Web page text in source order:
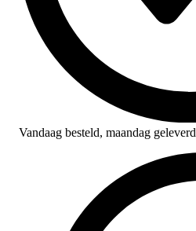
Vandaag besteld, maandag geleverd